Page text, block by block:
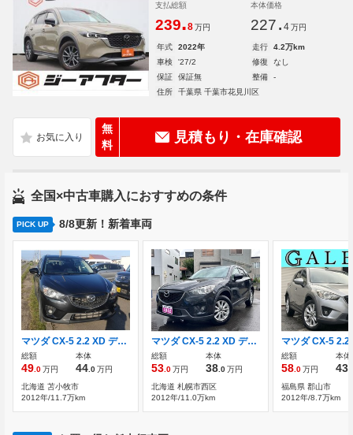
支払総額
239.8 万円
本体価格
227. 4 万円
年式 2022年 走行
4.2万km
車検
'27/2 修復
なし
保証
保証無 整備
-
住所
千葉県 千葉市花見川区
無
料
見積もり・在庫確認
全国×中古車購入におすすめの条件
PICK UP 8/8更新！新着車両
マツダ CX-5 2.2 XD ディーゼルターボ 4WD
総額
49 .0万円
本体
44 .0万円
北海道 苫小牧市
2012年/11.7万km
マツダ CX-5 2.2 XD ディーゼルターボ 4WD SDナビ 地デジ バックモニター
総額
53 .0万円
本体
38 .0万円
北海道 札幌市西区
2012年/11.0万km
総額
58 .0万円
本体
43
福島県 郡山市
2012年/8.7万km